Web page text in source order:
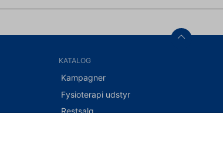
KATALOG
Kampagner
Fysioterapi udstyr
Restsalg